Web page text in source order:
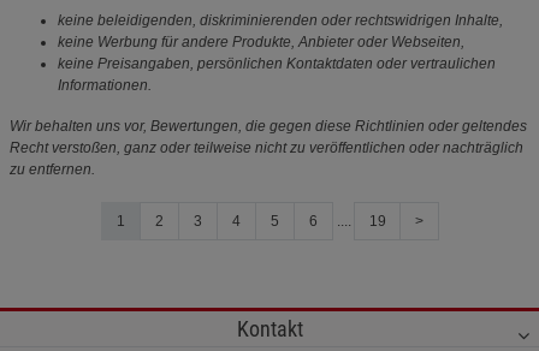
keine beleidigenden, diskriminierenden oder rechtswidrigen Inhalte,
keine Werbung für andere Produkte, Anbieter oder Webseiten,
keine Preisangaben, persönlichen Kontaktdaten oder vertraulichen
Informationen.
Wir behalten uns vor, Bewertungen, die gegen diese Richtlinien oder geltendes
Recht verstoßen, ganz oder teilweise nicht zu veröffentlichen oder nachträglich
zu entfernen.
1 2 3 4 5 6 .... 19 >
Kontakt